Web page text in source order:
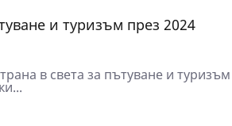
и туризъм през 2024
в света за пътуване и туризъм